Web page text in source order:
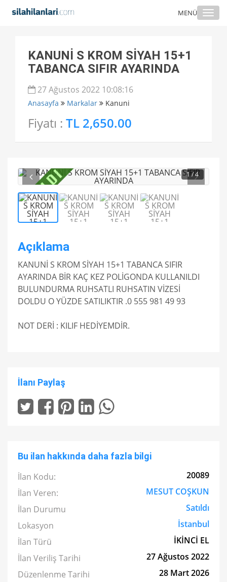
MENÜ
KANUNİ S KROM SİYAH 15+1
TABANCA SIFIR AYARINDA
27 Ağustos 2022 10:08:16
Anasayfa Markalar Kanuni
Fiyatı : TL 2,650.00
1/ 4
Açıklama
KANUNİ S KROM SİYAH 15+1 TABANCA SIFIR
AYARINDA BİR KAÇ KEZ POLİGONDA KULLANILDI
BULUNDURMA RUHSATLI RUHSATIN VİZESİ
DOLDU O YÜZDE SATILIKTIR .0 555 981 49 93
NOT DERİ : KILIF HEDİYEMDİR.
İlanı Paylaş
Bu ilan hakkında daha fazla bilgi
İlan Kodu:
20089
İlan Veren:
MESUT COŞKUN
İlan Durumu
Satıldı
Lokasyon
İstanbul
İlan Türü
İKİNCİ EL
İlan Veriliş Tarihi
27 Ağustos 2022
Düzenlenme Tarihi
28 Mart 2026